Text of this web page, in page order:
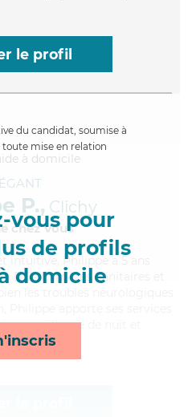
le profil
du candidat, soumise à
mise en relation
vous pour
de profils
domicile
P., Clichy
chez Vous
intuitive, Philippe a 5 ans
BEP Carrières Sanitaires et
surveillance de nuit et
loisirs*